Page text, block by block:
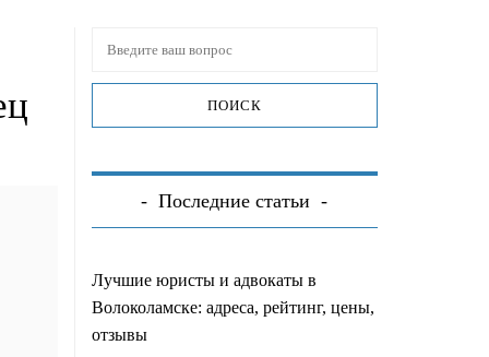
Последние статьи
Лучшие юристы и адвокаты в
Волоколамске: адреса, рейтинг, цены,
отзывы